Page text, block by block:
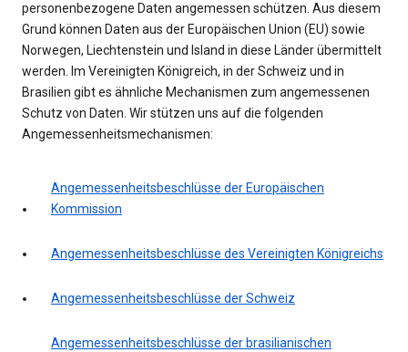
personenbezogene Daten angemessen schützen. Aus diesem
Grund können Daten aus der Europäischen Union (EU) sowie
Norwegen, Liechtenstein und Island in diese Länder übermittelt
werden. Im Vereinigten Königreich, in der Schweiz und in
Brasilien gibt es ähnliche Mechanismen zum angemessenen
Schutz von Daten. Wir stützen uns auf die folgenden
Angemessenheitsmechanismen:
Angemessenheitsbeschlüsse der Europäischen
Kommission
Angemessenheitsbeschlüsse des Vereinigten Königreichs
Angemessenheitsbeschlüsse der Schweiz
Angemessenheitsbeschlüsse der brasilianischen